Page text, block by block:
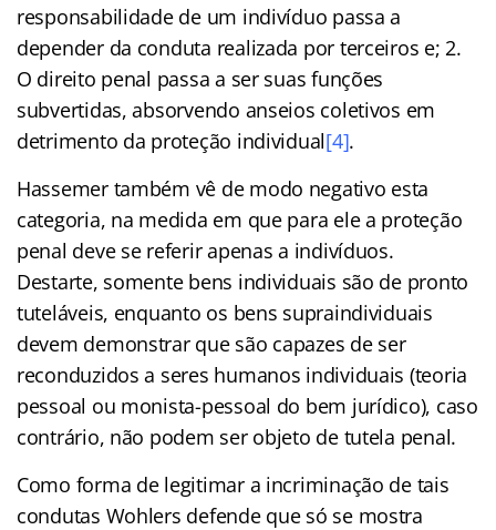
responsabilidade de um indivíduo passa a
depender da conduta realizada por terceiros e; 2.
O direito penal passa a ser suas funções
subvertidas, absorvendo anseios coletivos em
detrimento da proteção individual[4].
Hassemer também vê de modo negativo esta
categoria, na medida em que para ele a proteção
penal deve se referir apenas a indivíduos.
Destarte, somente bens individuais são de pronto
tuteláveis, enquanto os bens supraindividuais
devem demonstrar que são capazes de ser
reconduzidos a seres humanos individuais (teoria
pessoal ou monista-pessoal do bem jurídico), caso
contrário, não podem ser objeto de tutela penal.
Como forma de legitimar a incriminação de tais
condutas Wohlers defende que só se mostra